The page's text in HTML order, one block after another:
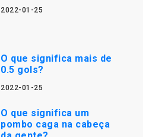
2022-01-25
O que significa mais de
0.5 gols?
2022-01-25
O que significa um
pombo caga na cabeça